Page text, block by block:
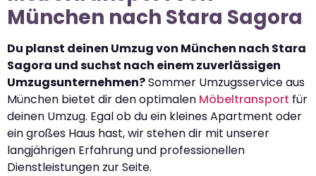
München nach Stara Sagora
Du planst deinen Umzug von München nach Stara
Sagora und suchst nach einem zuverlässigen
Umzugsunternehmen?Sommer Umzugsservice aus
München bietet dir den optimalen Möbeltransport für
deinen Umzug. Egal ob du ein kleines Apartment oder
ein großes Haus hast, wir stehen dir mit unserer
langjährigen Erfahrung und professionellen
Dienstleistungen zur Seite.